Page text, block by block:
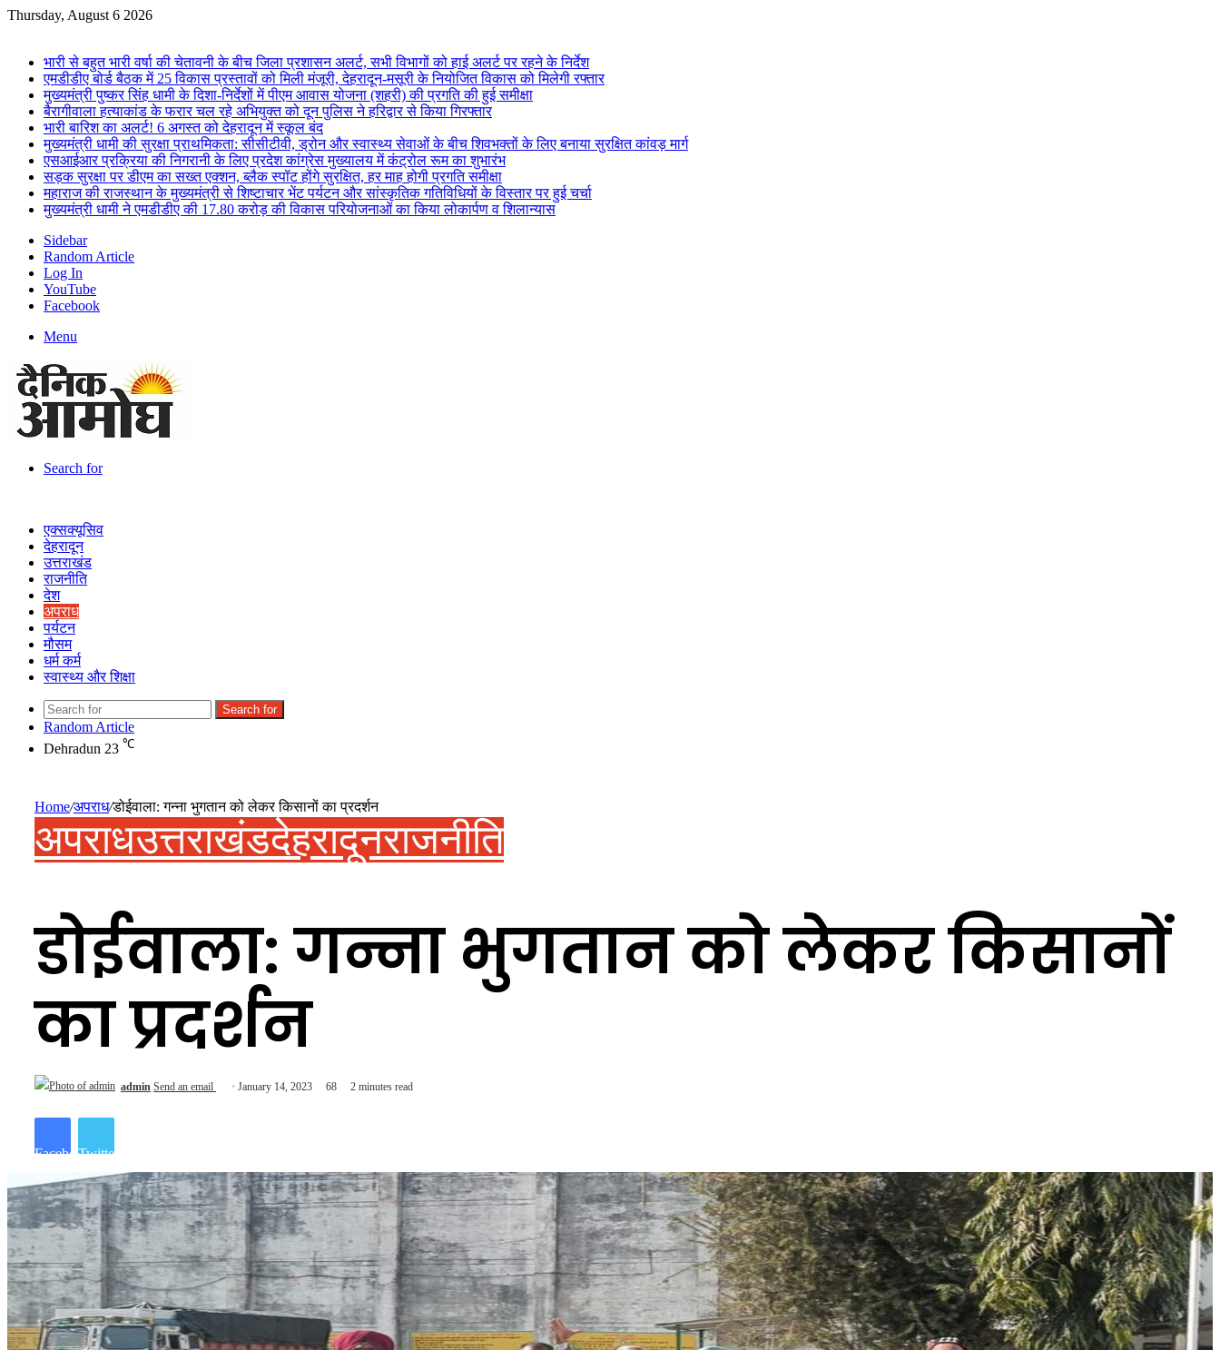
Thursday, August 6 2026
भारी से बहुत भारी वर्षा की चेतावनी के बीच जिला प्रशासन अलर्ट, सभी विभागों को हाई अलर्ट पर रहने के निर्देश
एमडीडीए बोर्ड बैठक में 25 विकास प्रस्तावों को मिली मंजूरी, देहरादून-मसूरी के नियोजित विकास को मिलेगी रफ्तार
मुख्यमंत्री पुष्कर सिंह धामी के दिशा-निर्देशों में पीएम आवास योजना (शहरी) की प्रगति की हुई समीक्षा
बैरागीवाला हत्याकांड के फरार चल रहे अभियुक्त को दून पुलिस ने हरिद्वार से किया गिरफ्तार
भारी बारिश का अलर्ट! 6 अगस्त को देहरादून में स्कूल बंद
मुख्यमंत्री धामी की सुरक्षा प्राथमिकता: सीसीटीवी, ड्रोन और स्वास्थ्य सेवाओं के बीच शिवभक्तों के लिए बनाया सुरक्षित कांवड़ मार्ग
एसआईआर प्रक्रिया की निगरानी के लिए प्रदेश कांग्रेस मुख्यालय में कंट्रोल रूम का शुभारंभ
सड़क सुरक्षा पर डीएम का सख्त एक्शन, ब्लैक स्पॉट होंगे सुरक्षित, हर माह होगी प्रगति समीक्षा
महाराज की राजस्थान के मुख्यमंत्री से शिष्टाचार भेंट पर्यटन और सांस्कृतिक गतिविधियों के विस्तार पर हुई चर्चा
मुख्यमंत्री धामी ने एमडीडीए की 17.80 करोड़ की विकास परियोजनाओं का किया लोकार्पण व शिलान्यास
Sidebar
Random Article
Log In
YouTube
Facebook
Menu
Search for
एक्सक्यूसिव
देहरादून
उत्तराखंड
राजनीति
देश
अपराध
पर्यटन
मौसम
धर्म कर्म
स्वास्थ्य और शिक्षा
Search for
Random Article
Dehradun 23 ℃
Home/अपराध/डोईवाला: गन्ना भुगतान को लेकर किसानों का प्रदर्शन
अपराधउत्तराखंडदेहरादूनराजनीति
डोईवाला: गन्ना भुगतान को लेकर किसानों
का प्रदर्शन
admin Send an email January 14, 2023 68 2 minutes read
FacebookTwitter